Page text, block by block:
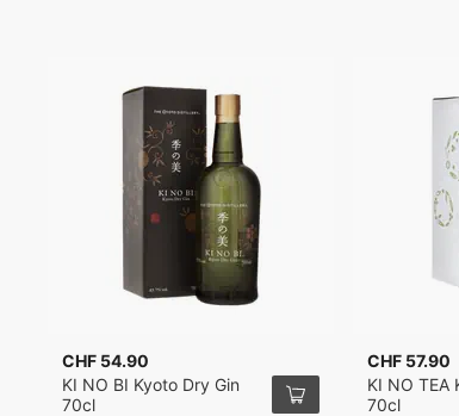
CHF 54.90
KI NO BI Kyoto Dry Gin
70cl
CHF 57.90
KI NO TEA
70cl